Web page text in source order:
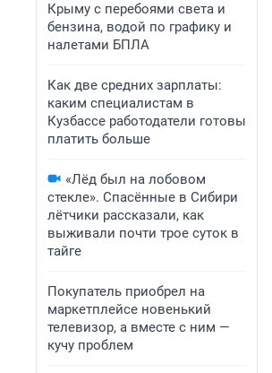
Крыму с перебоями света и
бензина, водой по графику и
налетами БПЛА
Как две средних зарплаты:
каким специалистам в
Кузбассе работодатели готовы
платить больше
«Лёд был на лобовом
стекле». Спасённые в Сибири
лётчики рассказали, как
выживали почти трое суток в
тайге
Покупатель приобрел на
маркетплейсе новенький
телевизор, а вместе с ним —
кучу проблем